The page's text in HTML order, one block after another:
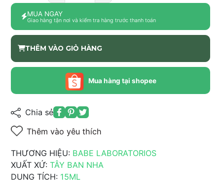
MUA NGAY
Giao hàng tận nơi và kiểm tra hàng trước thanh toán
THÊM VÀO GIỎ HÀNG
Mua hàng tại shopee
Chia sẻ
Thêm vào yêu thích
THƯƠNG HIỆU: BABE LABORATORIOS
XUẤT XỨ: TÂY BAN NHA
DUNG TÍCH: 15ML